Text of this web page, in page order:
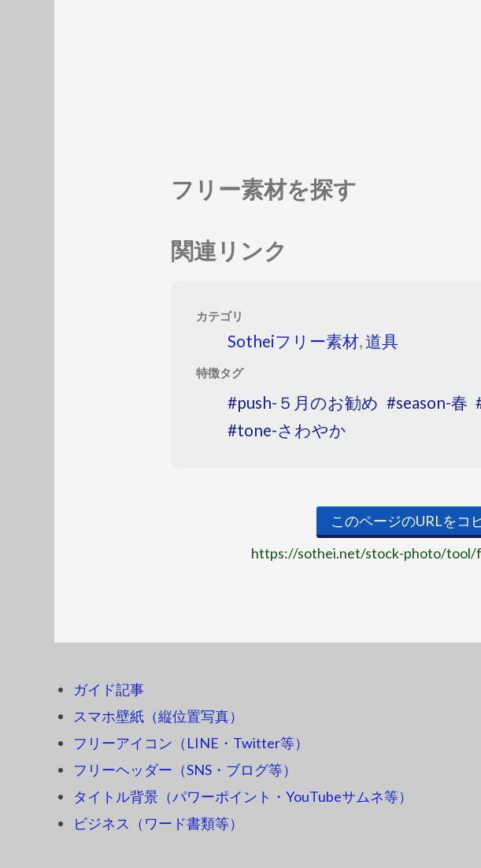
フリー素材を探す
関連リンク
カテゴリ
Sotheiフリー素材,道具
特徴タグ
push-５月のお勧め
season-春
tone-さわやか
このページのURLをコ
https://sothei.net/stock-photo/tool/
ガイド記事
スマホ壁紙（縦位置写真）
フリーアイコン（LINE・Twitter等）
フリーヘッダー（SNS・ブログ等）
タイトル背景（パワーポイント・YouTubeサムネ等）
ビジネス（ワード書類等）